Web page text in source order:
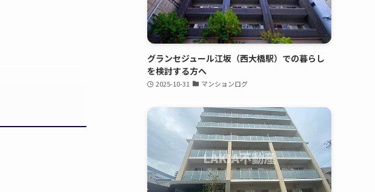
グランセジュール江坂（西大橋駅）での暮らし
を検討する方へ
2025-10-31 マンションログ